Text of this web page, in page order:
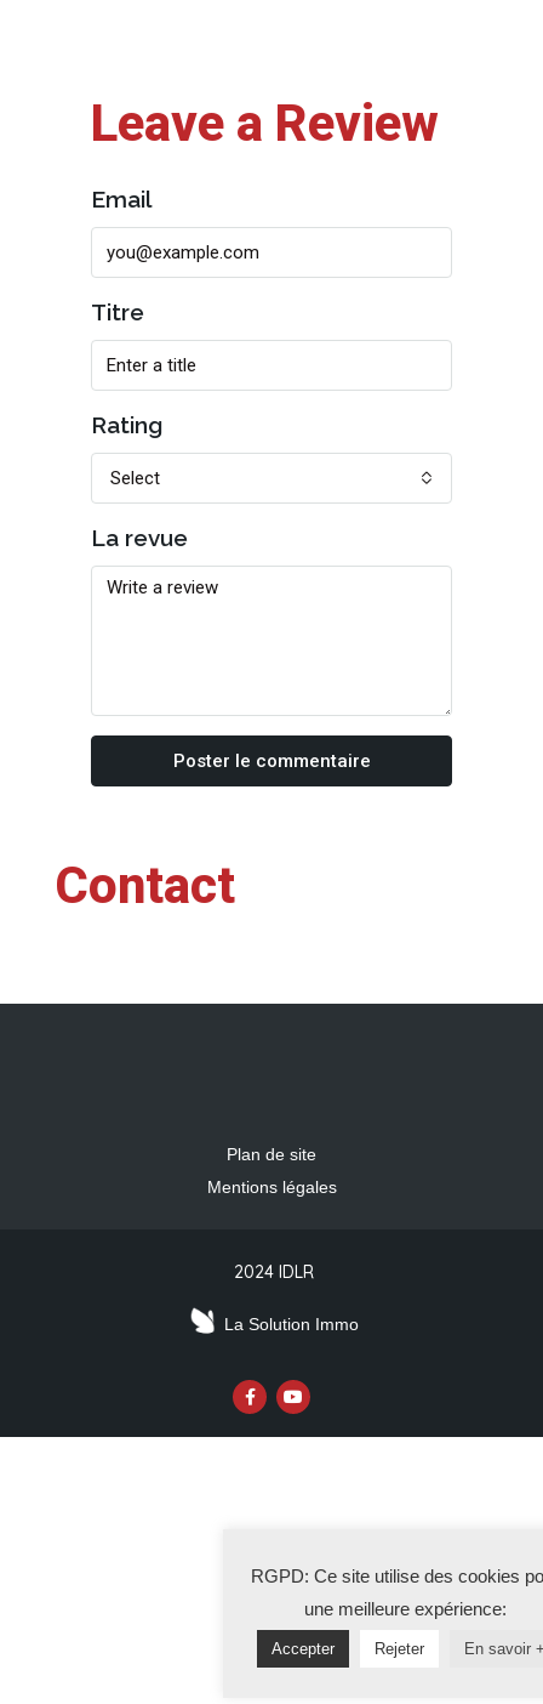
Leave a Review
Email
Titre
Rating
Select
La revue
Poster le commentaire
Contact
Plan de site
Mentions légales
2024 IDLR
La Solution Immo
RGPD: Ce site utilise des cookies
une meilleure expérience:
Accepter Rejeter En savoir